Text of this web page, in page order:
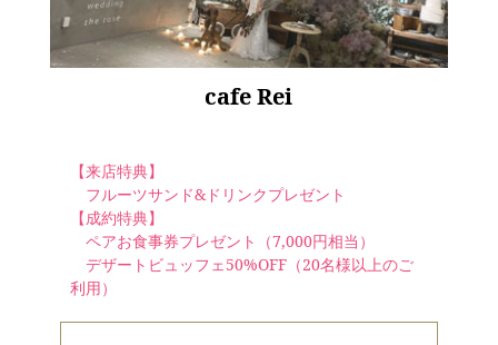
cafe Rei
【来店特典】
フルーツサンド&ドリンクプレゼント
【成約特典】
ペアお食事券プレゼント（7,000円相当）
デザートビュッフェ50%OFF（20名様以上のご
利用）